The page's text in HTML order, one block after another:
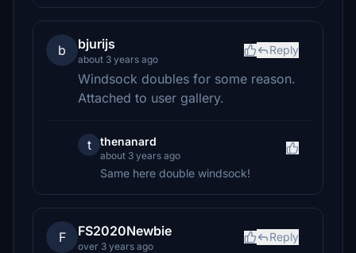
b bjurijs
about 3 years ago
Reply
Windsock doubles for some reason.
Attached to user gallery.
t thenanard
about 3 years ago
Same here double windsock!
F FS2020Newbie
over 3 years ago
Reply